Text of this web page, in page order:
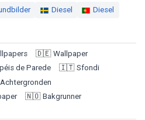
Diesel
Diesel
🇩🇪 Wallpaper
de Parede 🇮🇹 Sfondi
Achtergronden
🇳🇴 Bakgrunner